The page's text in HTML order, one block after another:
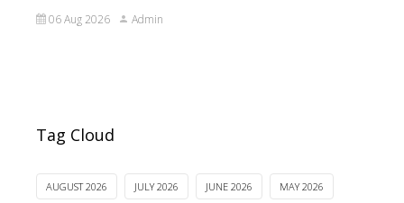
06 Aug 2026 Admin
Tag Cloud
AUGUST 2026 JULY 2026 JUNE 2026 MAY 2026